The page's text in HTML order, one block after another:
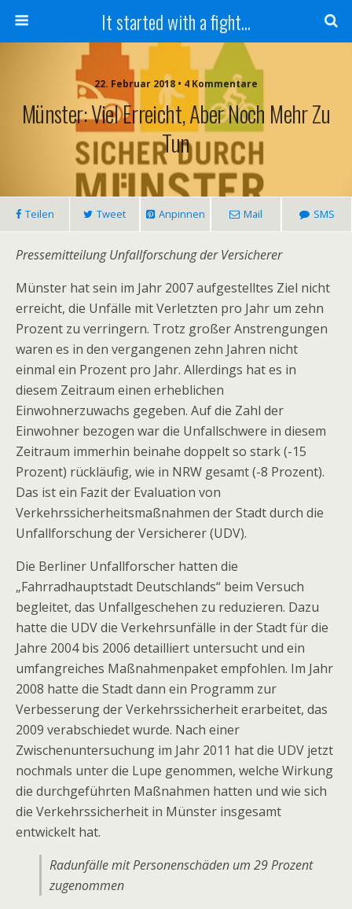
It started with a fight...
22. Februar 2018 • 4 Kommentare
Münster: Viel Erreicht, Aber Noch Mehr Zu
Tun
Teilen Tweet Anpinnen Mail SMS
Pressemitteilung Unfallforschung der Versicherer
Münster hat sein im Jahr 2007 aufgestelltes Ziel nicht
erreicht, die Unfälle mit Verletzten pro Jahr um zehn
Prozent zu verringern. Trotz großer Anstrengungen
waren es in den vergangenen zehn Jahren nicht
einmal ein Prozent pro Jahr. Allerdings hat es in
diesem Zeitraum einen erheblichen
Einwohnerzuwachs gegeben. Auf die Zahl der
Einwohner bezogen war die Unfallschwere in diesem
Zeitraum immerhin beinahe doppelt so stark (-15
Prozent) rückläufig, wie in NRW gesamt (-8 Prozent).
Das ist ein Fazit der Evaluation von
Verkehrssicherheitsmaßnahmen der Stadt durch die
Unfallforschung der Versicherer (UDV).
Die Berliner Unfallforscher hatten die
„Fahrradhauptstadt Deutschlands“ beim Versuch
begleitet, das Unfallgeschehen zu reduzieren. Dazu
hatte die UDV die Verkehrsunfälle in der Stadt für die
Jahre 2004 bis 2006 detailliert untersucht und ein
umfangreiches Maßnahmenpaket empfohlen. Im Jahr
2008 hatte die Stadt dann ein Programm zur
Verbesserung der Verkehrssicherheit erarbeitet, das
2009 verabschiedet wurde. Nach einer
Zwischenuntersuchung im Jahr 2011 hat die UDV jetzt
nochmals unter die Lupe genommen, welche Wirkung
die durchgeführten Maßnahmen hatten und wie sich
die Verkehrssicherheit in Münster insgesamt
entwickelt hat.
Radunfälle mit Personenschäden um 29 Prozent
zugenommen